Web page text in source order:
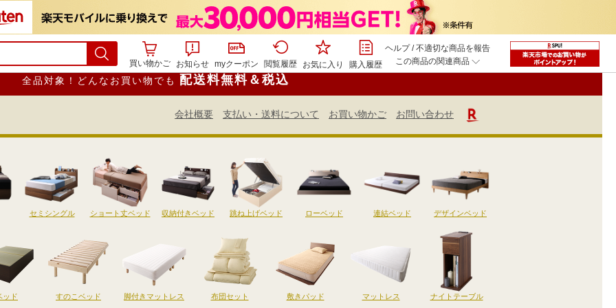
買い物かご お知らせ myクーポン 閲覧履歴 お気に入り 購入履歴
ヘルプ/不適切な商品を報告
この商品の関連商品